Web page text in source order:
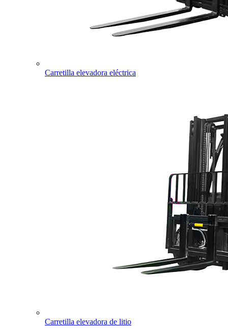
Carretilla elevadora eléctrica
Carretilla elevadora de litio